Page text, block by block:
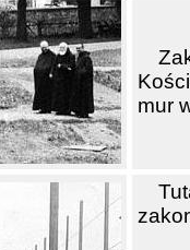
mur